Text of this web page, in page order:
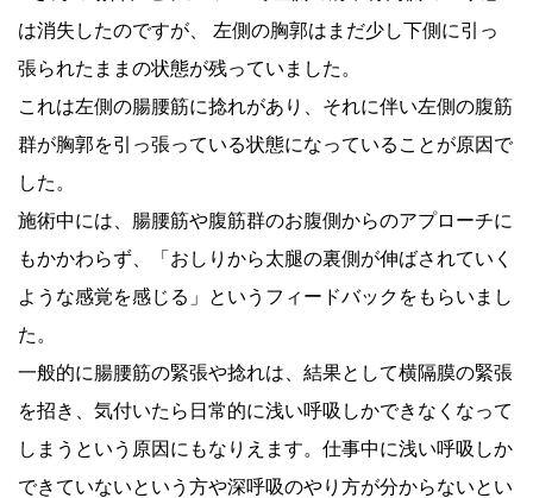
は消失したのですが、 左側の胸郭はまだ少し下側に引っ
張られたままの状態が残っていました。
これは左側の腸腰筋に捻れがあり、それに伴い左側の腹筋
群が胸郭を引っ張っている状態になっていることが原因で
した。
施術中には、腸腰筋や腹筋群のお腹側からのアプローチに
もかかわらず、「おしりから太腿の裏側が伸ばされていく
ような感覚を感じる」というフィードバックをもらいまし
た。
一般的に腸腰筋の緊張や捻れは、結果として横隔膜の緊張
を招き、気付いたら日常的に浅い呼吸しかできなくなって
しまうという原因にもなりえます。仕事中に浅い呼吸しか
できていないという方や深呼吸のやり方が分からないとい